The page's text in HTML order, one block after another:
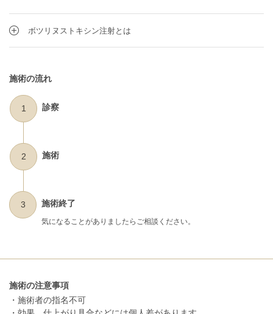
ボツリヌストキシン注射とは
施術の流れ
1 診察
2 施術
3 施術終了
気になることがありましたらご相談ください。
施術の注意事項
・施術者の指名不可